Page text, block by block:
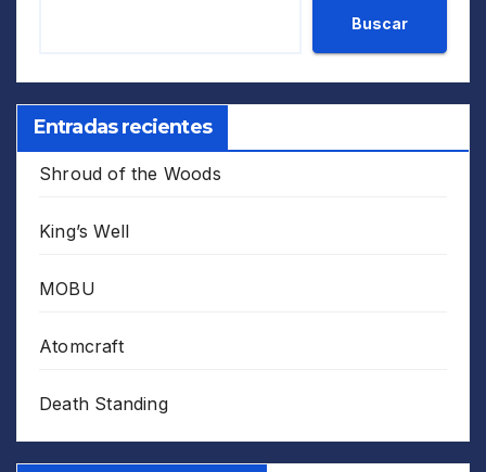
Buscar
Entradas recientes
Shroud of the Woods
King’s Well
MOBU
Atomcraft
Death Standing